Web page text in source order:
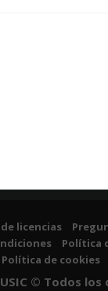
licencias
Política
Política de cookies
© Todos